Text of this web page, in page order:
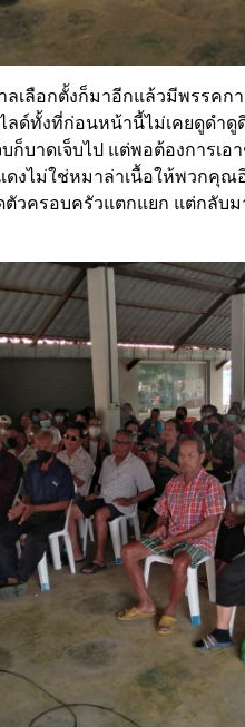
ลเลือกตั้งก็มาอีกแล้วมีพรรค
ลด์ทั้งที่ก่อนหน้านี้ไม่เคยดูดำ
ก็บาดเจ็บไป แต่พอต้องการเ
งไม่ใช่หมาล่าเนื้อให้พวกคุณ
ตัวครอบครัวแตกแยก แต่กลับ